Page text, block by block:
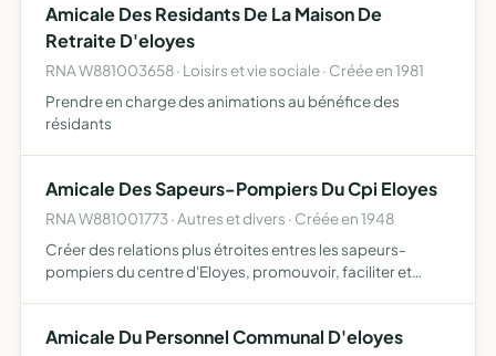
mom…
Amicale Des Residants De La Maison De
Retraite D'eloyes
RNA W881003658 · Loisirs et vie sociale · Créée en 1981
Prendre en charge des animations au bénéfice des
résidants
Amicale Des Sapeurs-Pompiers Du Cpi Eloyes
RNA W881001773 · Autres et divers · Créée en 1948
Créer des relations plus étroites entres les sapeurs-
pompiers du centre d'Eloyes, promouvoir, faciliter et
dévo…
Amicale Du Personnel Communal D'eloyes